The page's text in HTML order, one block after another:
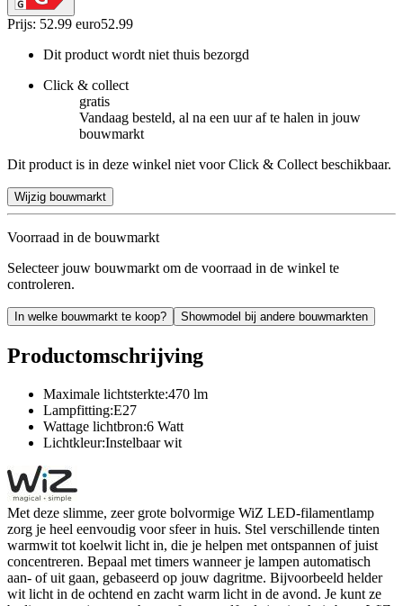
Prijs: 52.99 euro52.99
Dit product wordt niet thuis bezorgd
Click & collect
gratis
Vandaag besteld, al na een uur af te halen in jouw
bouwmarkt
Dit product is in deze winkel niet voor Click & Collect beschikbaar.
Wijzig bouwmarkt
Voorraad in de bouwmarkt
Selecteer jouw bouwmarkt om de voorraad in de winkel te
controleren.
In welke bouwmarkt te koop? Showmodel bij andere bouwmarkten
Productomschrijving
Maximale lichtsterkte:470 lm
Lampfitting:E27
Wattage lichtbron:6 Watt
Lichtkleur:Instelbaar wit
Met deze slimme, zeer grote bolvormige WiZ LED-filamentlamp
zorg je heel eenvoudig voor sfeer in huis. Stel verschillende tinten
warmwit tot koelwit licht in, die je helpen met ontspannen of juist
concentreren. Bepaal met timers wanneer je lampen automatisch
aan- of uit gaan, gebaseerd op jouw dagritme. Bijvoorbeeld helder
wit licht in de ochtend en zacht warm licht in de avond. Je kunt ze